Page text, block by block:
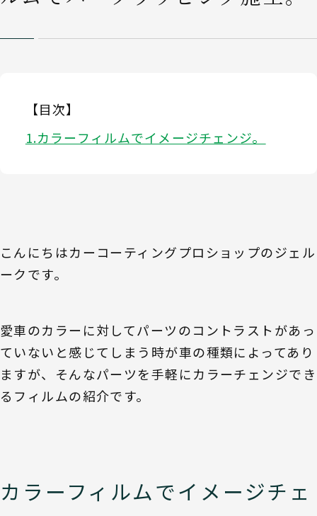
【目次】
カラーフィルムでイメージチェンジ。
こんにちはカーコーティングプロショップのジェル
ークです。
愛車のカラーに対してパーツのコントラストがあっ
ていないと感じてしまう時が車の種類によってあり
ますが、そんなパーツを手軽にカラーチェンジでき
るフィルムの紹介です。
カラーフィルムでイメージチェ